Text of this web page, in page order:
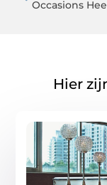
Occasions
Hier